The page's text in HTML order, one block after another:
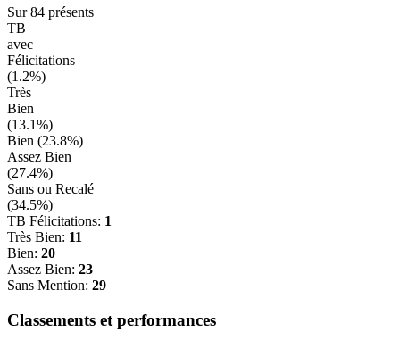
Sur84 présents
TB
avec
Félicitations
(1.2%)
Très
Bien
(13.1%)
Bien (23.8%)
Assez Bien
(27.4%)
Sans ou Recalé
(34.5%)
TB Félicitations: 1
Très Bien: 11
Bien: 20
Assez Bien: 23
Sans Mention: 29
Classements et performances